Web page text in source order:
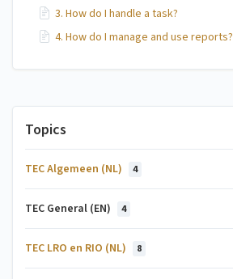
Topics
TEC Algemeen (NL) 4
TEC General (EN) 4
TEC LRO en RIO (NL) 8
3. How do I handle a task?
4. How do I manage and use reports?